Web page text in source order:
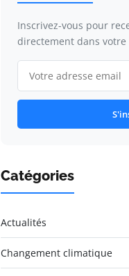
Inscrivez-vous pour
directement dans
Catégories
Actualités
Changement climatique